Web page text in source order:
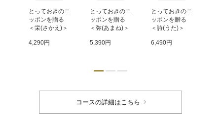
とっておきのニ
ッポンを贈る
＜栄(さかえ)＞
4,290円
とっておきのニ
ッポンを贈る
＜弥(あまね)＞
5,390円
とっておきのニ
ッポンを贈る
＜詩(うた)＞
6,490円